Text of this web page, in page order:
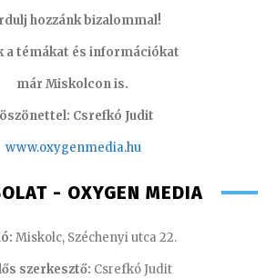
hozzánk bizalommal!
a témákat és információkat
már Miskolcon is.
Csrefkó Judit
www.oxygenmedia.hu
- OXYGEN MEDIA
Miskolc, Széchenyi utca 22.
szerkesztő: Csrefkó Judit